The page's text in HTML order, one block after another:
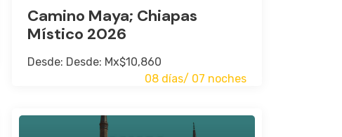
Camino Maya; Chiapas
Místico 2026
Desde: Desde: Mx$10,860
08 días/ 07 noches